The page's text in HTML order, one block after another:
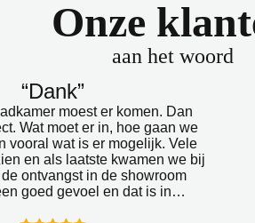
Onze
aan het woord
“Dank”
moest er komen. Dan
Wat moet er in, hoe gaan we
vooral wat is er mogelijk. Vele
en als laatste kwamen we bij
ontvangst in de showroom
goed gevoel en dat is in…